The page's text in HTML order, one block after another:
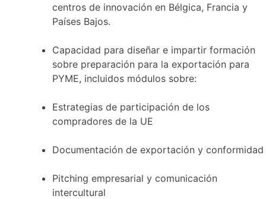
centros de innovación en Bélgica, Francia y
Países Bajos.
Capacidad para diseñar e impartir formación
sobre preparación para la exportación para
PYME, incluidos módulos sobre:
Estrategias de participación de los
compradores de la UE
Documentación de exportación y conformidad
Pitching empresarial y comunicación
intercultural